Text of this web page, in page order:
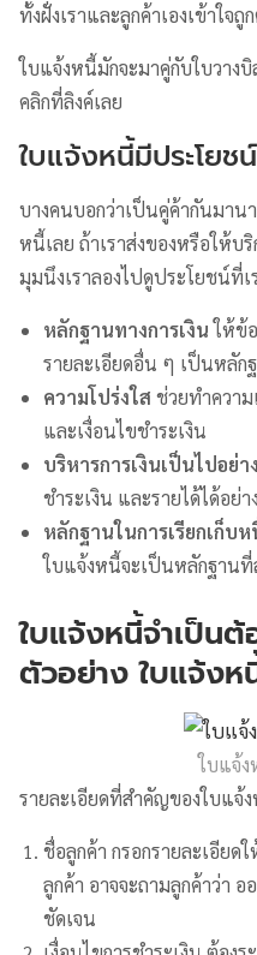
ทั้งฝั่งเราและลูกค้าเองเข้าใจถู
ใบแจ้งหนี้มักจะมาคู่กับใบวางบิ
คลิกที่ลิงค์เลย
ใบแจ้งหนี้มีประโยช
บางคนบอกว่าเป็นคู่ค้ากันมาน
หนี้เลย ถ้าเราส่งของหรือให้บ
มุมนึงเราลองไปดูประโยชน์ที่เ
หลักฐานทางการเงินให้ข้
รายละเอียดอื่น ๆ เป็นหลั
ความโปร่งใส ช่วยทำความ
และเงื่อนไขชำระเงิน
บริหารการเงินเป็นไปอย่
ชำระเงิน และรายได้ได้อย่
หลักฐานในการเรียกเก็บห
ใบแจ้งหนี้จะเป็นหลักฐาน
ใบแจ้งหนี้จำเป็น
ตัวอย่าง ใบแจ้งห
ใบแจ้ง
รายละเอียดที่สำคัญของใบแจ้
ชื่อลูกค้า กรอกรายละเอียด
ลูกค้า อาจจะถามลูกค้าว่า
ชัดเจน